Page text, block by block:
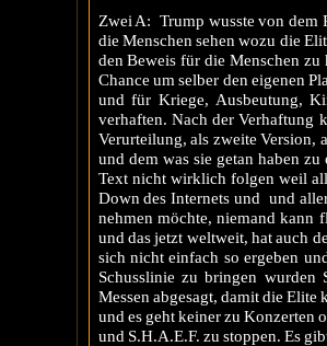
Zwei A: Trump wusste von dem
die Menschen sehen wozu die
den Beweis für die Menschen
Chance um selber den eigenen
und für Kriege, Ausbeutung,
verhaften. Nach der Verhaftung
Verurteilung, als zweite Version,
und dem was sie getan haben
Text nicht wirklich folgen weil
Down des Internets und und
nehmen möchte, niemand kann
und das jetzt weltweit, hat auch
sich nicht einfach so ergeben
Schusslinie zu bringen wurden
Messen abgesagt, damit die
und es geht keiner zu Konzerten
und S.H.A.E.F. zu stoppen. Es